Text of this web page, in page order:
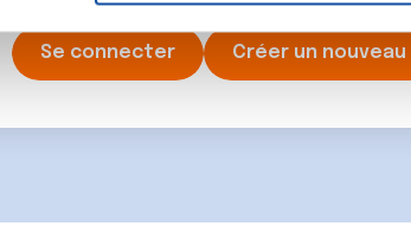
de publicité et d'analyse, qui peuvent
ont collectées lors de votre utilisation de
Se connecter Créer un